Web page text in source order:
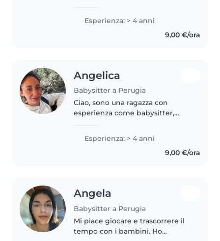
disponibile qualsiasi giorno e a
Esperienza: > 4 anni
9,00 €/ora
Angelica
Babysitter a Perugia
Ciao, sono una ragazza con
esperienza come babysitter,
infinita curiosità, mi piace
giocare ed aiutarli a fare i loro
compiti. Sono molto premurosa..
Esperienza: > 4 anni
9,00 €/ora
Angela
Babysitter a Perugia
Mi piace giocare e trascorrere il
tempo con i bambini. Ho